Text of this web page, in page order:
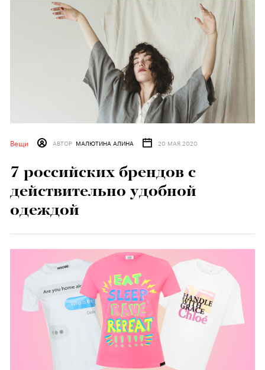
Вещи АВТОР МАЛЮТИНА АЛИНА 20 МАЯ 2020
7 российских брендов с
действительно удобной
одеждой